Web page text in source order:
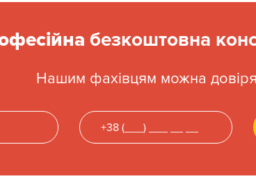
безкоштовна
Нашим фахівцям можна